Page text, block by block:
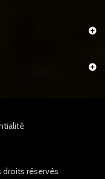
droits réservés